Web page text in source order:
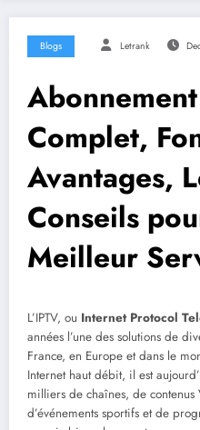
Blogs Letrank
Complet,
Avantages,
Conseils
Meilleur
L’IPTV, ou Internet Protocol
années l’une des solutions de
France, en Europe et dans le
Internet haut débit, il est
milliers de chaînes, de
d’événements sportifs et de